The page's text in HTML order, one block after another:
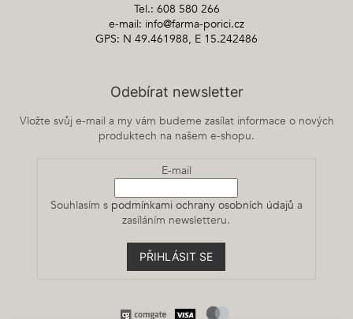
Tel.: 608 580 266
e-mail: info@farma-porici.cz
GPS: N 49.461988, E 15.242486
Odebírat newsletter
Vložte svůj e-mail a my vám budeme zasílat informace o nových
produktech na našem e-shopu.
E-mail
Souhlasím s podmínkami ochrany osobních údajů a
zasíláním newsletteru.
PŘIHLÁSIT SE